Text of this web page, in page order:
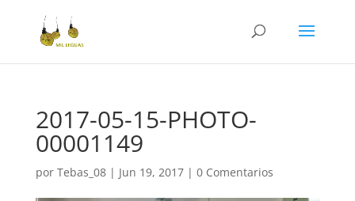
2017-05-15-PHOTO-
00001149
por Tebas_08| Jun 19, 2017| 0 Comentarios